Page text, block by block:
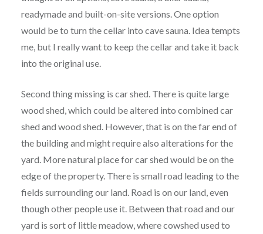
readymade and built-on-site versions. One option
would be to turn the cellar into cave sauna. Idea tempts
me, but I really want to keep the cellar and take it back
into the original use.
Second thing missing is car shed. There is quite large
wood shed, which could be altered into combined car
shed and wood shed. However, that is on the far end of
the building and might require also alterations for the
yard. More natural place for car shed would be on the
edge of the property. There is small road leading to the
fields surrounding our land. Road is on our land, even
though other people use it. Between that road and our
yard is sort of little meadow, where cowshed used to